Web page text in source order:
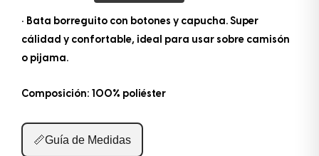
• Bata borreguito con botones y capucha. Super
cálidad y confortable, ideal para usar sobre camisón
o pijama.
Composición: 100% poliéster
📏Guía de Medidas